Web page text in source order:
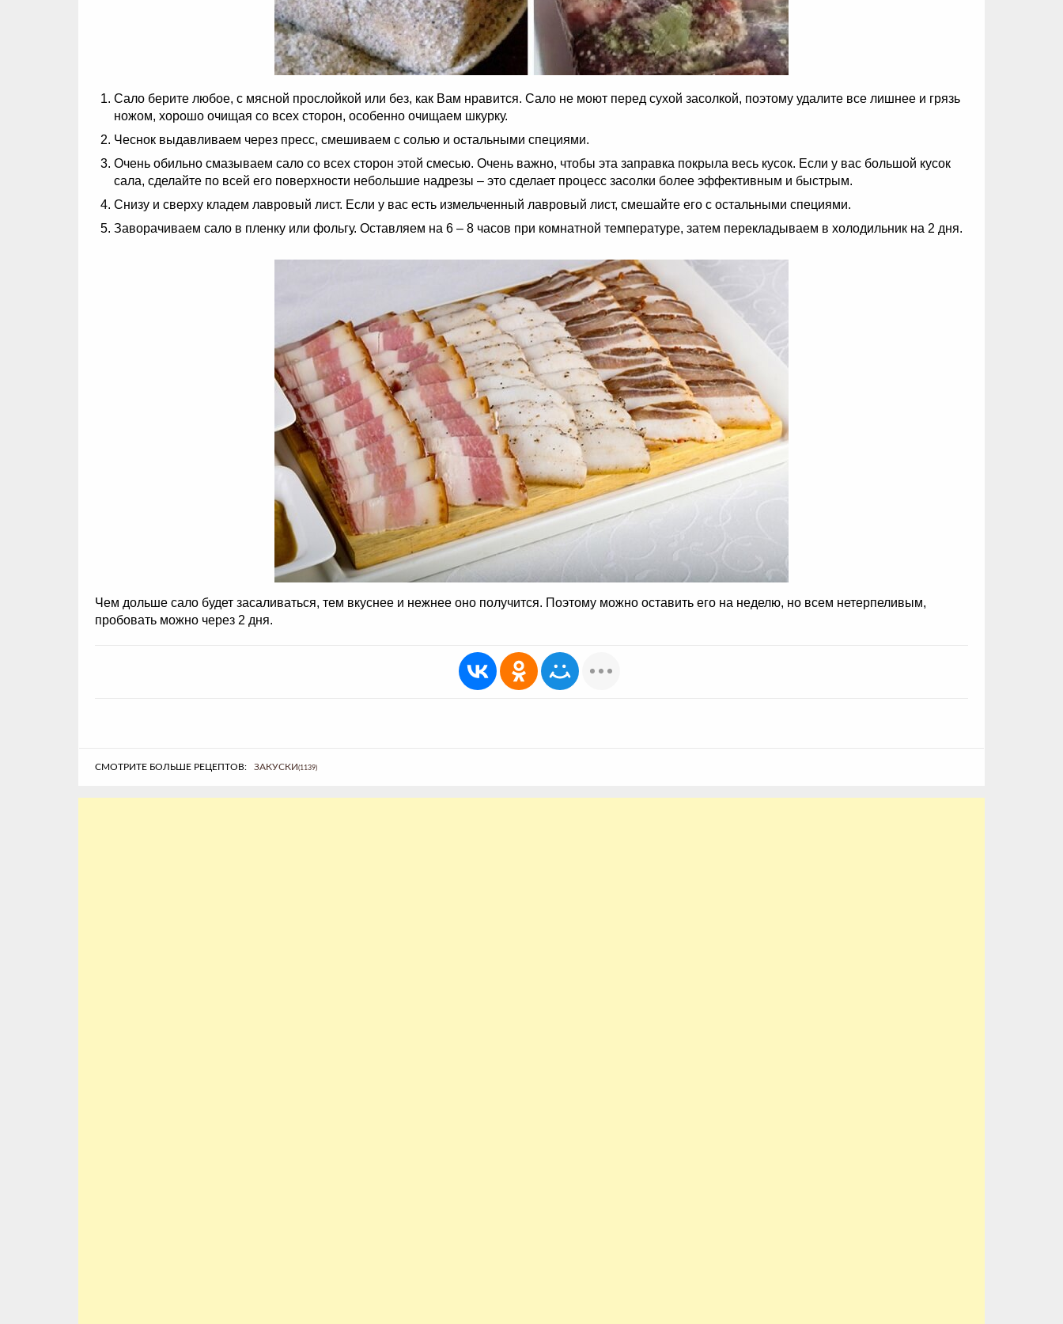
Сало берите любое, с мясной прослойкой или без, как Вам нравится. Сало не моют перед сухой засолкой, поэтому удалите все лишнее и грязь
ножом, хорошо очищая со всех сторон, особенно очищаем шкурку.
Чеснок выдавливаем через пресс, смешиваем с солью и остальными специями.
Очень обильно смазываем сало со всех сторон этой смесью. Очень важно, чтобы эта заправка покрыла весь кусок. Если у вас большой кусок
сала, сделайте по всей его поверхности небольшие надрезы – это сделает процесс засолки более эффективным и быстрым.
Снизу и сверху кладем лавровый лист. Если у вас есть измельченный лавровый лист, смешайте его с остальными специями.
Заворачиваем сало в пленку или фольгу. Оставляем на 6 – 8 часов при комнатной температуре, затем перекладываем в холодильник на 2 дня.
Чем дольше сало будет засаливаться, тем вкуснее и нежнее оно получится. Поэтому можно оставить его на неделю, но всем нетерпеливым,
пробовать можно через 2 дня.
СМОТРИТЕ БОЛЬШЕ РЕЦЕПТОВ: ЗАКУСКИ(1139)